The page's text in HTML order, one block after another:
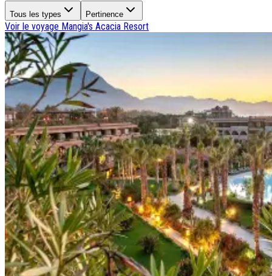
Voyage en petit groupe au Parthénope
Nos voyages
Destinations
Croatie
Espagne
Grèce
Italie
Portugal
Slovénie
Types de voyage
Circuits accompagnés
Circuits en petit groupe
Circuits en train
Séjours balnéaires
Séjours avec excursions
Week-ends & courts séjours
Itinéraires au volant
Croisières
Tableaux du Sud
Tous les types Pertinence
Voir le voyage Mangia's Acacia Resort